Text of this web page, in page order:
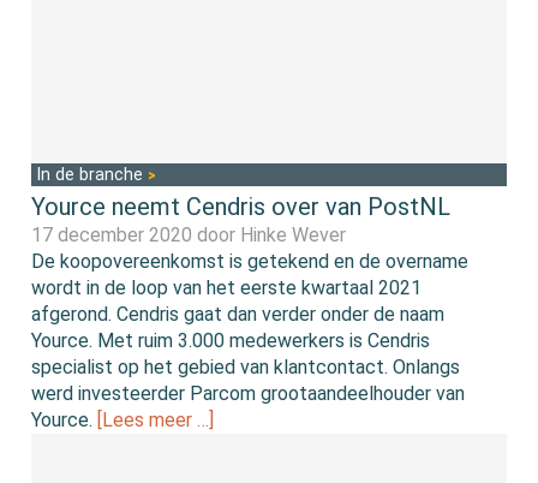
In de branche
Yource neemt Cendris over van PostNL
17 december 2020 door Hinke Wever
De koopovereenkomst is getekend en de overname
wordt in de loop van het eerste kwartaal 2021
afgerond. Cendris gaat dan verder onder de naam
Yource. Met ruim 3.000 medewerkers is Cendris
specialist op het gebied van klantcontact. Onlangs
werd investeerder Parcom grootaandeelhouder van
Yource. [Lees meer …]